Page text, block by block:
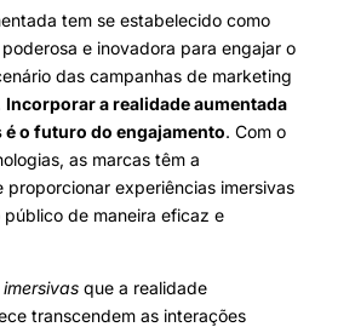
tem se estabelecido como
e inovadora para engajar o
das campanhas de marketing
Incorporar a realidade aumentada
é o futuro do engajamento. Com o
as marcas têm a
proporcionar experiências imersivas
de maneira eficaz e
que a realidade
transcendem as interações